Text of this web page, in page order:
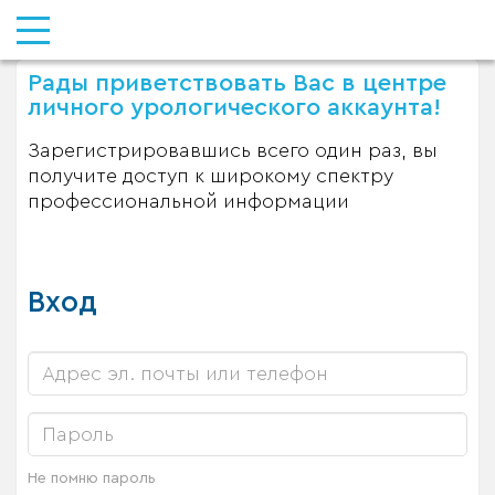
Рады приветствовать Вас в центре
личного урологического аккаунта!
Зарегистрировавшись всего один раз, вы
получите доступ к широкому спектру
профессиональной информации
Вход
Не помню пароль